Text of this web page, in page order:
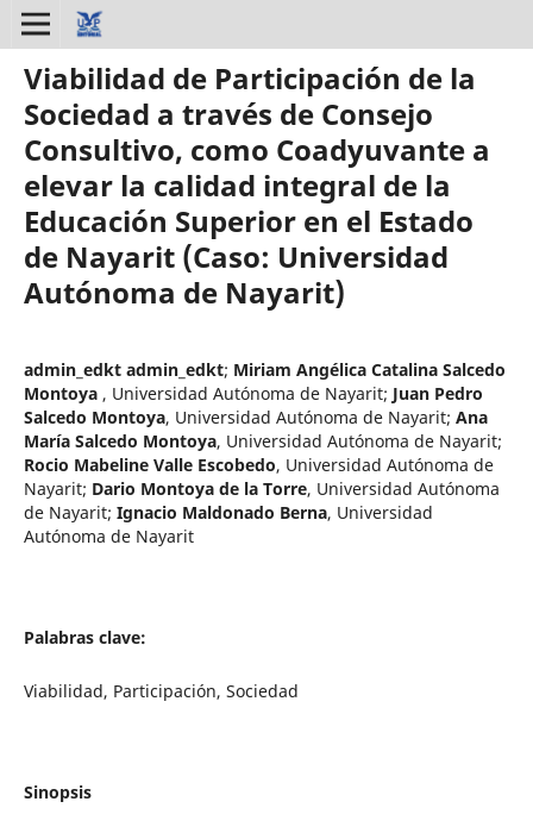
Viabilidad de Participación de la
Sociedad a través de Consejo
Consultivo, como Coadyuvante a
elevar la calidad integral de la
Educación Superior en el Estado
de Nayarit (Caso: Universidad
Autónoma de Nayarit)
admin_edkt admin_edkt; Miriam Angélica Catalina Salcedo
Montoya , Universidad Autónoma de Nayarit; Juan Pedro
Salcedo Montoya, Universidad Autónoma de Nayarit; Ana
María Salcedo Montoya, Universidad Autónoma de Nayarit;
Rocio Mabeline Valle Escobedo, Universidad Autónoma de
Nayarit; Dario Montoya de la Torre, Universidad Autónoma
de Nayarit; Ignacio Maldonado Berna, Universidad
Autónoma de Nayarit
Palabras clave:
Viabilidad, Participación, Sociedad
Sinopsis